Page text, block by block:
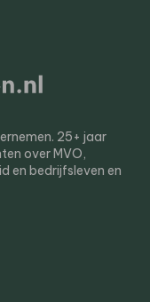
25+ jaar
over MVO,
en bedrijfsleven en